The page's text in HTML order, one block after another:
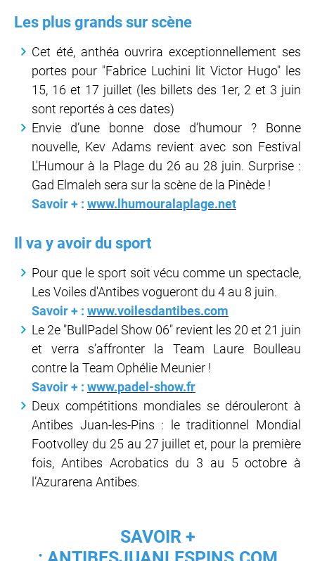
Les plus grands sur scène
Cet été, anthéa ouvrira exceptionnellement ses
portes pour "Fabrice Luchini lit Victor Hugo" les
15, 16 et 17 juillet (les billets des 1er, 2 et 3 juin
sont reportés à ces dates)
Envie d’une bonne dose d’humour ? Bonne
nouvelle, Kev Adams revient avec son Festival
L'Humour à la Plage du 26 au 28 juin. Surprise :
Gad Elmaleh sera sur la scène de la Pinède !
Savoir + : www.lhumouralaplage.net
Il va y avoir du sport
Pour que le sport soit vécu comme un spectacle,
Les Voiles d'Antibes vogueront du 4 au 8 juin.
Savoir + : www.voilesdantibes.com
Le 2e "BullPadel Show 06" revient les 20 et 21 juin
et verra s’affronter la Team Laure Boulleau
contre la Team Ophélie Meunier !
Savoir + : www.padel-show.fr
Deux compétitions mondiales se dérouleront à
Antibes Juan-les-Pins : le traditionnel Mondial
Footvolley du 25 au 27 juillet et, pour la première
fois, Antibes Acrobatics du 3 au 5 octobre à
l’Azurarena Antibes.
SAVOIR +